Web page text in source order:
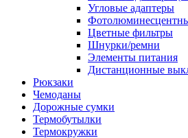
Угловые адаптеры
Цветные фильтры
Шнурки/ремни
Элементы питания
Дистанционные
Рюкзаки
Чемоданы
Дорожные сумки
Термобутылки
Термокружки